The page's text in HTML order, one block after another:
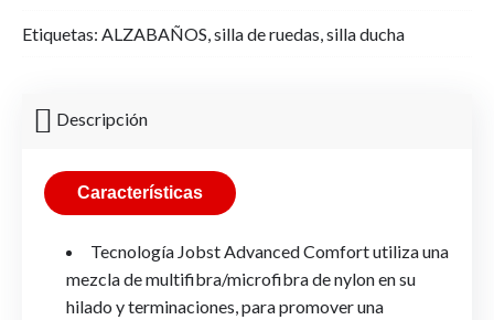
Etiquetas: ALZABAÑOS,silla de ruedas,silla ducha
Descripción
Características
Tecnología Jobst Advanced Comfort utiliza una
mezcla de multifibra/microfibra de nylon en su
hilado y terminaciones, para promover una